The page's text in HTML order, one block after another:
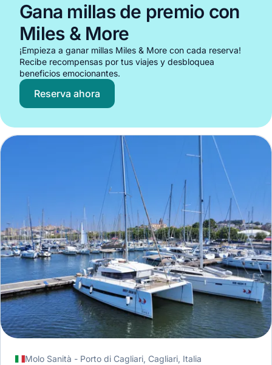
Gana millas de premio con
Miles & More
¡Empieza a ganar millas Miles & More con cada reserva!
Recibe recompensas por tus viajes y desbloquea
beneficios emocionantes.
Reserva ahora
Molo Sanità - Porto di Cagliari, Cagliari, Italia